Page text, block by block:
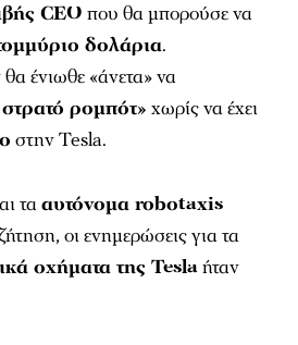
CEO που θα μπορούσε να
δολάρια.
θα ένιωθε «άνετα» να
ρομπότ» χωρίς να έχει
στην Tesla.
τααυτόνομα robotaxis
οι ενημερώσεις για τα
οχήματα της Teslaήταν